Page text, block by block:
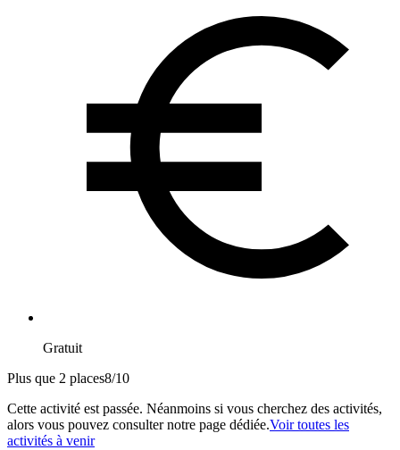
Gratuit
Plus que 2 places8/10
Cette activité est passée. Néanmoins si vous cherchez des activités,
alors vous pouvez consulter notre page dédiée.Voir toutes les
activités à venir